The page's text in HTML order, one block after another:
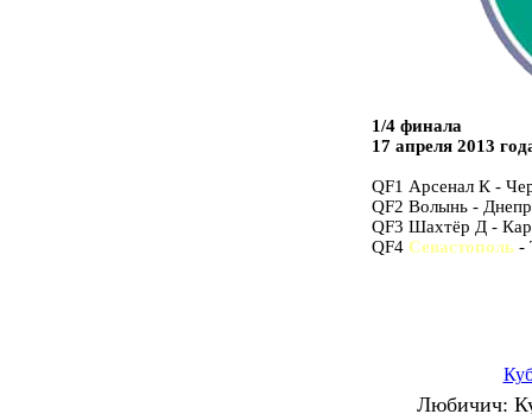
1/4 финала
17 апреля 2013
QF1 Арсенал К -
QF2 Волынь -
QF3 Шахтёр Д -
QF4 Севастополь -
Любичич: